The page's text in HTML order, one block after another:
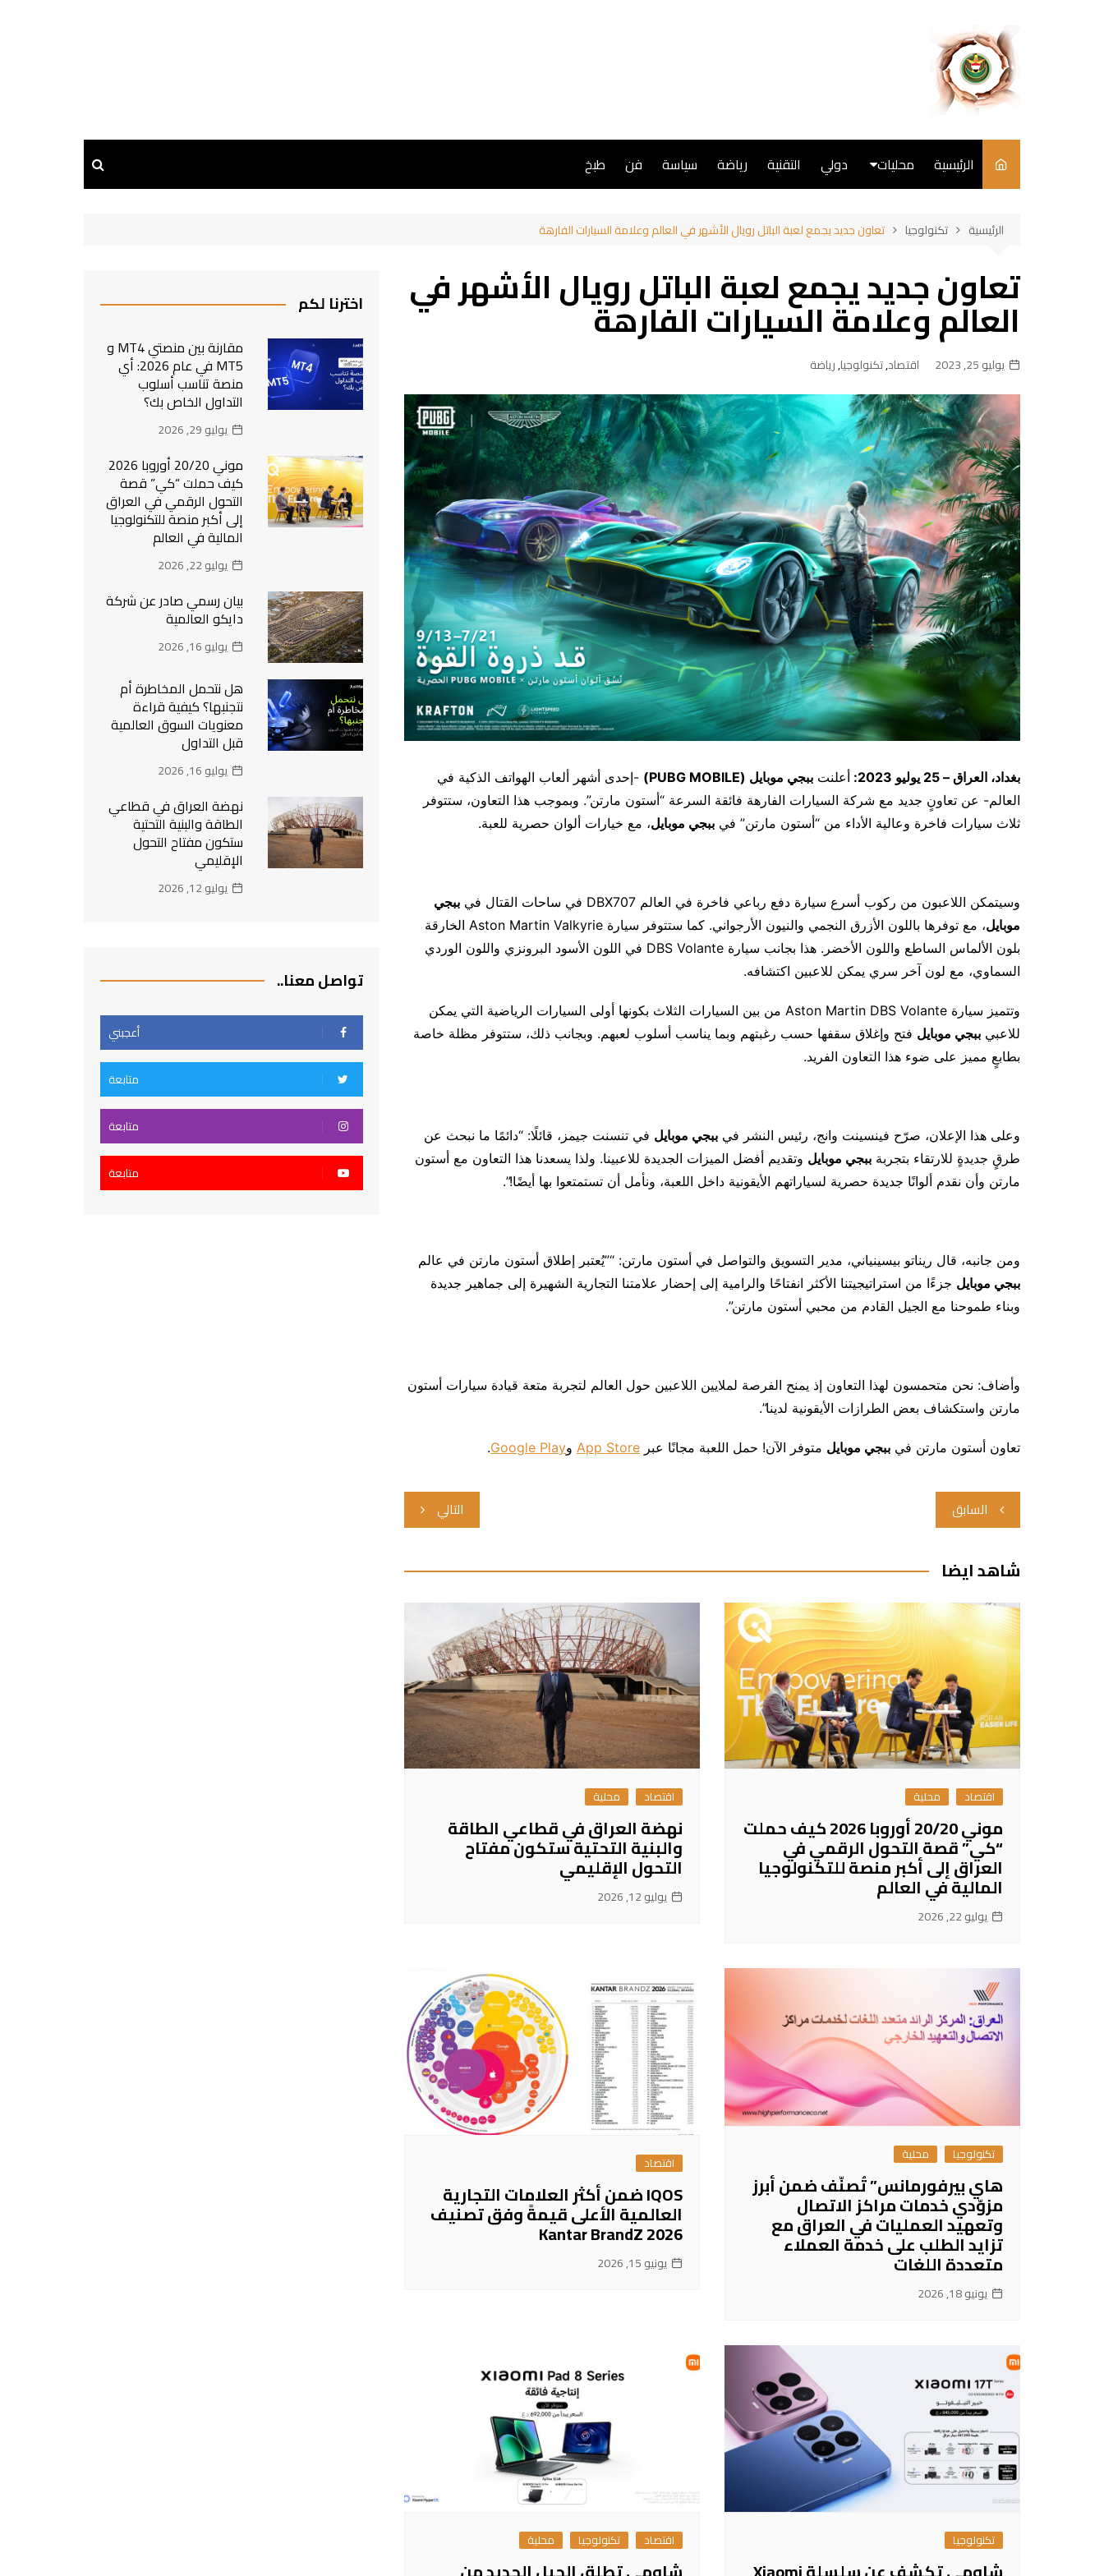
الرئيسية محليات
طبخ
دولي التقنية رياضة سياسة فن طبخ
الرئيسية تكنولوجيا تعاون جديد يجمع لعبة الباتل رويال الأشهر في العالم وعلامة السيارات الفارهة
تعاون جديد يجمع لعبة الباتل رويال الأشهر في
العالم وعلامة السيارات الفارهة
يوليو 25, 2023 اقتصاد,تكنولوجيا,رياضة
بغداد، العراق – 25 يوليو 2023: أعلنت ببجي موبايل (PUBG MOBILE
) -إحدى أشهر ألعاب الهواتف الذكية في
العالم- عن تعاونٍ جديد مع شركة السيارات الفارهة فائقة السرعة “أستون مارتن”. وبموجب هذا التعاون، ستتوفر
ثلاث سيارات فاخرة وعالية الأداء من “أستون مارتن” في ببجي موبايل، مع خيارات ألوان حصرية للعبة.
وسيتمكن اللاعبون من ركوب أسرع سيارة دفع رباعي فاخرة في العالم DBX707 في ساحات القتال في
ببجي
موبايل
، مع توفرها باللون الأزرق النجمي والنيون الأرجواني. كما ستتوفر سيارة Aston Martin Valkyrie الخارقة
بلون الألماس الساطع واللون الأخضر. هذا بجانب سيارة DBS Volante في اللون الأسود البرونزي واللون الوردي
السماوي، مع لون آخر سري يمكن للاعبين اكتشافه.
وتتميز سيارة Aston Martin DBS Volante من بين السيارات الثلاث بكونها أولى السيارات الرياضية التي يمكن
للاعبي ببجي موبايل فتح وإغلاق سقفها حسب رغبتهم وبما يناسب أسلوب لعبهم. وبجانب ذلك، ستتوفر مظلة خاصة
بطابعٍ مميز على ضوء هذا التعاون الفريد.
وعلى هذا الإعلان، صرّح فينسينت وانج، رئيس النشر في ببجي موبايل في تنسنت جيمز، قائلًا: “دائمًا ما نبحث عن
طرقٍ جديدةٍ للارتقاء بتجربة ببجي موبايل وتقديم أفضل الميزات الجديدة للاعبينا. ولذا يسعدنا هذا التعاون مع أستون
مارتن وأن نقدم ألوانًا جديدة حصرية لسياراتهم الأيقونية داخل اللعبة، ونأمل أن تستمتعوا بها أيضًا!”.
ومن جانبه، قال ريناتو بيسينياني، مدير التسويق والتواصل في أستون مارتن: “”يُعتبر إطلاق أستون مارتن في عالم
ببجي موبايل جزءًا من استراتيجيتنا الأكثر انفتاحًا والرامية إلى إحضار علامتنا التجارية الشهيرة إلى جماهير جديدة
وبناء طموحنا مع الجيل القادم من محبي أستون مارتن”.
وأضاف: نحن متحمسون لهذا التعاون إذ يمنح الفرصة لملايين اللاعبين حول العالم لتجربة متعة قيادة سيارات أستون
مارتن واستكشاف بعض الطرازات الأيقونية لدينا”.
تعاون أستون مارتن في ببجي موبايل متوفر الآن! حمل اللعبة مجانًا عبر App Store وGoogle Play
.
تصفّح
المقالات
السابق التالي
شاهد ايضا
اقتصاد محلية
موني 20/20 أوروبا 2026 كيف حملت
“كي” قصة التحول الرقمي في
العراق إلى أكبر منصة للتكنولوجيا
المالية في العالم
يوليو 22, 2026
اقتصاد محلية
نهضة العراق في قطاعي الطاقة
والبنية التحتية ستكون مفتاح
التحول الإقليمي
يوليو 12, 2026
تكنولوجيا محلية
هاي بيرفورمانس” تُصنّف ضمن أبرز
مزوّدي خدمات مراكز الاتصال
وتعهيد العمليات في العراق مع
تزايد الطلب على خدمة العملاء
متعددة اللغات
يونيو 18, 2026
اقتصاد
IQOS ضمن أكثر العلامات التجارية
العالمية الأعلى قيمةً وفق تصنيف
Kantar BrandZ 2026
يونيو 15, 2026
تكنولوجيا اقتصاد تكنولوجيا محلية
اخترنا لكم
مقارنة بين منصتي MT4 و
MT5 في عام 2026: أي
منصة تناسب أسلوب
التداول الخاص بك؟
يوليو 29, 2026
موني 20/20 أوروبا 2026
كيف حملت “كي” قصة
التحول الرقمي في العراق
إلى أكبر منصة للتكنولوجيا
المالية في العالم
يوليو 22, 2026
بيان رسمي صادر عن شركة
دايكو العالمية
يوليو 16, 2026
هل نتحمل المخاطرة أم
نتجنبها؟ كيفية قراءة
معنويات السوق العالمية
قبل التداول
يوليو 16, 2026
نهضة العراق في قطاعي
الطاقة والبنية التحتية
ستكون مفتاح التحول
الإقليمي
يوليو 12, 2026
تواصل معنا..
أعجبني
متابعة
متابعة
متابعة